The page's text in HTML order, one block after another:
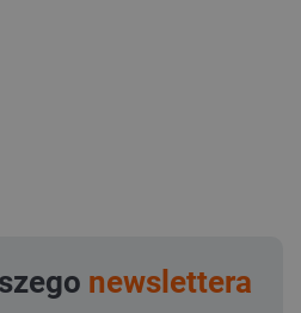
newslettera